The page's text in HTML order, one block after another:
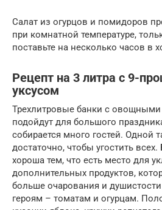
Салат из огурцов и помидоров
при комнатной температуре,
поставьте на несколько часов в
Рецепт на 3 литра с 9-
уксусом
Трехлитровые банки с овощными
подойдут для большого
собирается много гостей. Одной
достаточно, чтобы угостить
хороша тем, что есть место для
дополнительных продуктов,
больше очарования и
героям – томатам и огурцам.